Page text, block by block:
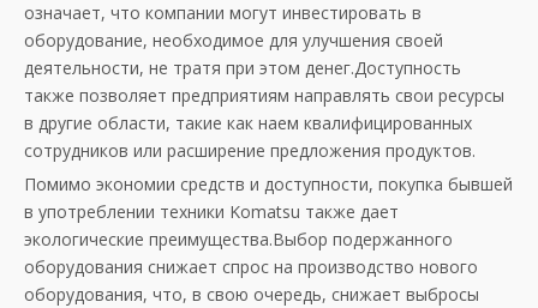
означает, что компании могут инвестировать в
оборудование, необходимое для улучшения своей
деятельности, не тратя при этом денег.Доступность
также позволяет предприятиям направлять свои ресурсы
в другие области, такие как наем квалифицированных
сотрудников или расширение предложения продуктов.
Помимо экономии средств и доступности, покупка бывшей
в употреблении техники Komatsu также дает
экологические преимущества.Выбор подержанного
оборудования снижает спрос на производство нового
оборудования, что, в свою очередь, снижает выбросы